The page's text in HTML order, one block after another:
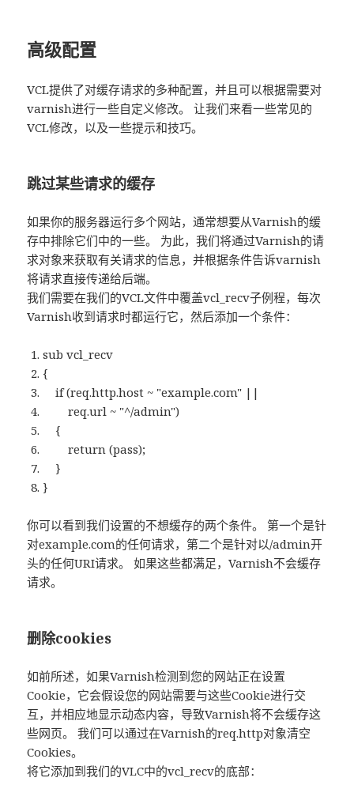
高级配置
VCL提供了对缓存请求的多种配置，并且可以根据需要对
varnish进行一些自定义修改。 让我们来看一些常见的
VCL修改，以及一些提示和技巧。
跳过某些请求的缓存
如果你的服务器运行多个网站，通常想要从Varnish的缓
存中排除它们中的一些。 为此，我们将通过Varnish的请
求对象来获取有关请求的信息，并根据条件告诉varnish
将请求直接传递给后端。
我们需要在我们的VCL文件中覆盖vcl_recv子例程，每次
Varnish收到请求时都运行它，然后添加一个条件：
sub vcl_recv
{
if (req.http.host ~ "example.com" ||
req.url ~ "^/admin")
{
return (pass);
}
}
你可以看到我们设置的不想缓存的两个条件。 第一个是针
对example.com的任何请求，第二个是针对以/admin开
头的任何URI请求。 如果这些都满足，Varnish不会缓存
请求。
删除cookies
如前所述，如果Varnish检测到您的网站正在设置
Cookie，它会假设您的网站需要与这些Cookie进行交
互，并相应地显示动态内容，导致Varnish将不会缓存这
些网页。 我们可以通过在Varnish的req.http对象清空
Cookies。
将它添加到我们的VLC中的vcl_recv的底部：